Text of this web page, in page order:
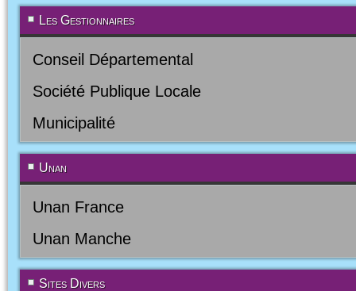
Les Gestionnaires
Conseil Départemental
Société Publique Locale
Municipalité
Unan
Unan France
Unan Manche
Sites Divers